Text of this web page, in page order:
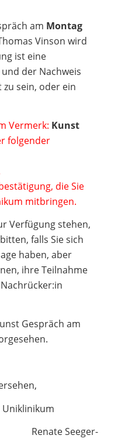
am Montag
Vinson wird
ist eine
der Nachweis
sein, oder ein
Vermerk: Kunst
folgender
die Sie
mitbringen.
Verfügung stehen,
falls Sie sich
haben, aber
ihre Teilnahme
Gespräch am
Seeger-